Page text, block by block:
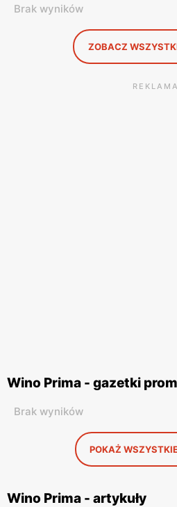
Brak wyników
ZOBACZ
REKLAMA
Wino Prima - gazetki
Brak wyników
POKAŻ
Wino Prima - artykuły